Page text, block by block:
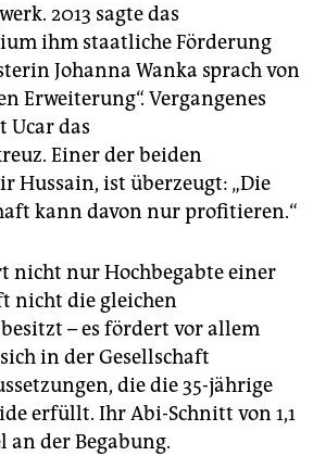
2013 sagte das
ihm staatliche Förderung
Johanna Wanka sprach von
Erweiterung“. Vergangenes
Ucar das
Einer der beiden
Hussain, ist überzeugt: „Die
kann davon nur profitieren.“
nicht nur Hochbegabte einer
nicht die gleichen
– es fördert vor allem
in der Gesellschaft
die die 35-jährige
erfüllt. Ihr Abi-Schnitt von 1,1
an der Begabung.